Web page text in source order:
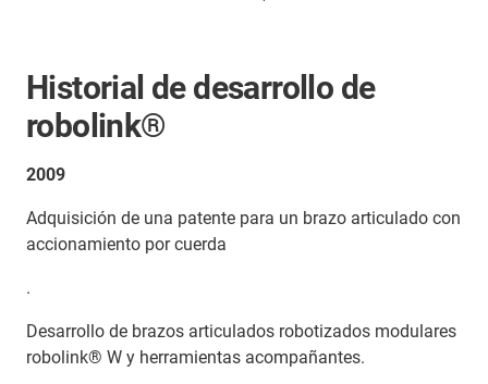
Historial de desarrollo de
robolink®
2009
Adquisición de una patente para un brazo articulado con
accionamiento por cuerda
.
Desarrollo de brazos articulados robotizados modulares
robolink® W y herramientas acompañantes.